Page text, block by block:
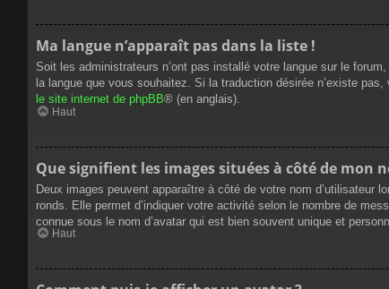
Ma langue n’apparaît pas dans la liste !
Soit les administrateurs n’ont pas installé votre langue sur le
la langue que vous souhaitez. Si la traduction désirée n’existe
le site internet de phpBB® (en anglais).
Haut
Que signifient les images situées à côté de mon
Deux images peuvent apparaître à côté de votre nom d’utilisateur
ronds. Elle permet d’indiquer votre activité selon le nombre de
connue sous le nom d’avatar qui est bien souvent unique et
Haut